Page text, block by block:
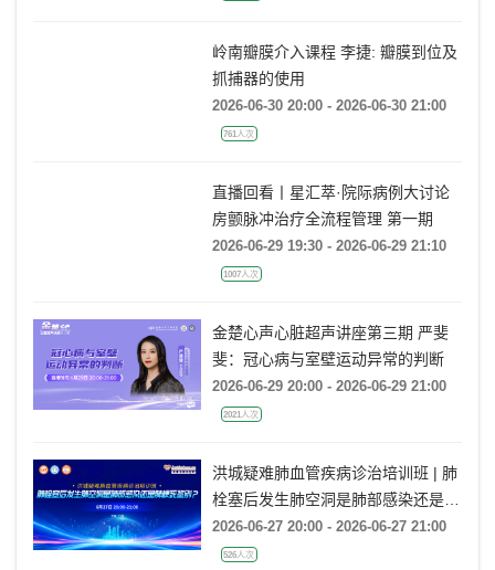
岭南瓣膜介入课程 李捷: 瓣膜到位及
抓捕器的使用
2026-06-30 20:00 - 2026-06-30 21:00
761人次
直播回看丨星汇萃·院际病例大讨论
房颤脉冲治疗全流程管理 第一期
2026-06-29 19:30 - 2026-06-29 21:10
1007人次
金楚心声心脏超声讲座第三期 严斐
斐：冠心病与室壁运动异常的判断
2026-06-29 20:00 - 2026-06-29 21:00
2021人次
洪城疑难肺血管疾病诊治培训班 | 肺
栓塞后发生肺空洞是肺部感染还是肺
梗死鉴别？
2026-06-27 20:00 - 2026-06-27 21:00
526人次